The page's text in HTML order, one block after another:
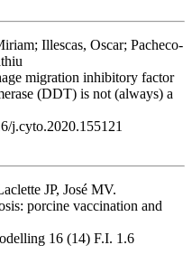
Illescas, Oscar; Pacheco-
migration inhibitory factor
(DDT) is not (always) a
j.cyto.2020.155121
JP, José MV.
porcine vaccination and
16 (14) F.I. 1.6